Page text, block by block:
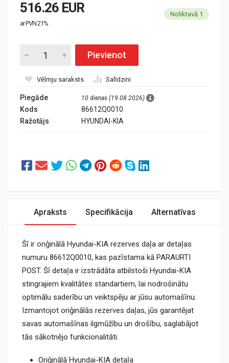
516.26 EUR
ar PVN 21%
Noliktavā 1
Pievienot
Vēlmju saraksts Salīdzini
Piegāde 10 dienas (19.08.2026)
Kods
86612Q0010
Ražotājs
HYUNDAI-KIA
Apraksts Specifikācija Alternatīvas
Šī ir oriģinālā Hyundai-KIA rezerves daļa ar detaļas
numuru 86612Q0010, kas pazīstama kā PARAURTI
POST. Šī detaļa ir izstrādāta atbilstoši Hyundai-KIA
stingrajiem kvalitātes standartiem, lai nodrošinātu
optimālu saderību un veiktspēju ar jūsu automašīnu.
Izmantojot oriģinālās rezerves daļas, jūs garantējat
savas automašīnas ilgmūžību un drošību, saglabājot
tās sākotnējo funkcionalitāti.
Oriģinālā Hyundai-KIA detaļa